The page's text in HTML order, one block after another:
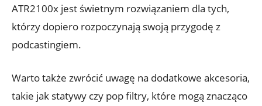
ATR2100x jest świetnym rozwiązaniem dla tych,
którzy dopiero rozpoczynają swoją przygodę z
podcastingiem.
Warto także zwrócić uwagę na dodatkowe akcesoria,
takie jak statywy czy pop filtry, które mogą znacząco